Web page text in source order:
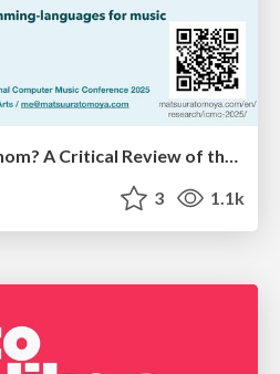
Hiding What from Whom? A Critical Review of the History of Programming languages for Music
3 1.1k